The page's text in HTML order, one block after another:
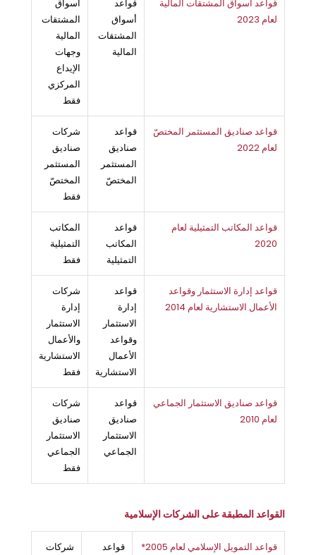
قواعد أسواق المشتقات المالية
لعام 2023
قواعد
أسواق
المشتقات
المالية
أسواق
المشتقات
المالية
وجهات
الإيداع
المركزي
فقط
قواعد صناديق المستثمر المختصّ
لعام 2022
قواعد
صناديق
المستثمر
المختصّ
شركات
صناديق
المستثمر
المختصّ
فقط
قواعد المكاتب التمثيلية لعام
2020
قواعد
المكاتب
التمثيلية
المكاتب
التمثيلية
فقط
قواعد إدارة الاستثمار وقواعد
الأعمال الاستشارية لعام 2014
قواعد
إدارة
الاستثمار
وقواعد
الأعمال
الاستشارية
شركات
إدارة
الاستثمار
والأعمال
الاستشارية
فقط
قواعد صناديق الاستثمار الجماعي
لعام 2010
قواعد
صناديق
الاستثمار
الجماعي
شركات
صناديق
الاستثمار
الجماعي
فقط
القواعد المطبقة على الشركات الإسلامية
قواعد التمويل الإسلامي لعام 2005*
قواعد
شركات